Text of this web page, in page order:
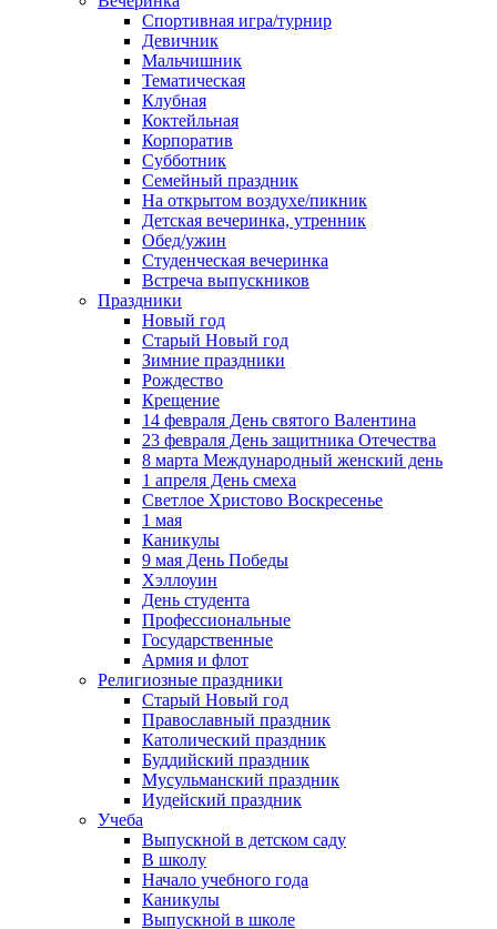
Спортивная игра/турнир
Девичник
Мальчишник
Тематическая
Клубная
Коктейльная
Корпоратив
Субботник
Семейный праздник
На открытом воздухе/пикник
Детская вечеринка, утренник
Обед/ужин
Студенческая вечеринка
Встреча выпускников
Праздники
Новый год
Старый Новый год
Зимние праздники
Рождество
Крещение
14 февраля День святого Валентина
23 февраля День защитника Отечества
8 марта Международный женский день
1 апреля День смеха
Светлое Христово Воскресенье
1 мая
Каникулы
9 мая День Победы
Хэллоуин
День студента
Профессиональные
Государственные
Армия и флот
Религиозные праздники
Старый Новый год
Православный праздник
Католический праздник
Буддийский праздник
Мусульманский праздник
Иудейский праздник
Учеба
Выпускной в детском саду
В школу
Начало учебного года
Каникулы
Выпускной в школе